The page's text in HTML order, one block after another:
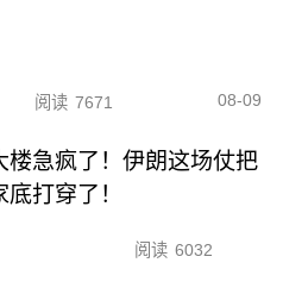
阅读 7671 08-09
楼急疯了！伊朗这场仗把
底打穿了！
阅读 6032